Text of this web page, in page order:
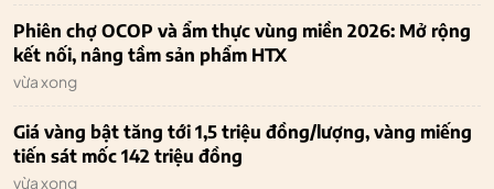
Phiên chợ OCOP và ẩm thực vùng miền 2026: Mở rộng
kết nối, nâng tầm sản phẩm HTX
vừa xong
Giá vàng bật tăng tới 1,5 triệu đồng/lượng, vàng miếng
tiến sát mốc 142 triệu đồng
vừa xong